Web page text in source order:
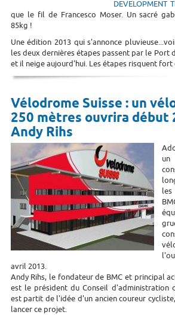
DEVELOPMENT
que le fil de Francesco Moser. Un sacré
85kg !
Une édition 2013 qui s'annonce
les deux dernières étapes passent par le Port
et il neige aujourd'hui. Les étapes risquent fort
Vélodrome Suisse : un
250 mètres ouvrira début
Andy Rihs
un
les
avril 2013.
Andy Rihs, le fondateur de BMC et principal
est le président du Conseil d'administration
est partit de l'idée d'un ancien coureur
lancer ce projet.